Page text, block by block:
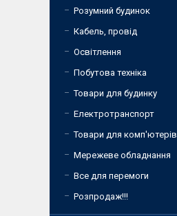
Розумний будинок
Кабель, провід
Освітлення
Побутова техніка
Товари для будинку
Електротранспорт
Товари для комп'ютерів
Мережеве обладнання
Все для перемоги
Розпродаж!!!